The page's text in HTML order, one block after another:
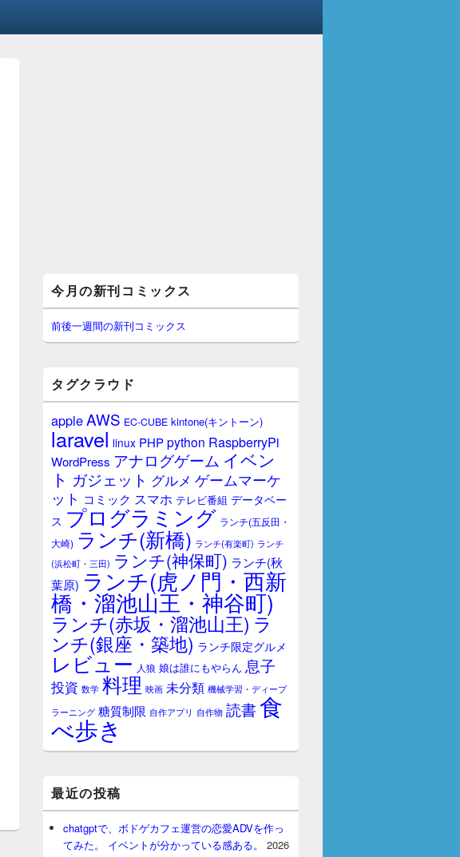
イ
ン
サ
イ
ー
ジ
ッ
ト
今月の新刊コミックス
前後一週間の新刊コミックス
タグクラウド
appleAWS EC-CUBE kintone(キントーン)
laravel linux PHPpython RaspberryPi
WordPress アナログゲーム イベン
ト ガジェット グルメ ゲームマーケ
ット コミック スマホ テレビ番組 データベー
ス プログラミング ランチ(五反田・
大崎) ランチ(新橋) ランチ(有楽町) ランチ
(浜松町・三田) ランチ(神保町) ランチ(秋
葉原) ランチ(虎ノ門・西新
橋・溜池山王・神谷町)
ランチ(赤坂・溜池山王) ラ
ンチ(銀座・築地) ランチ限定グルメ
レビュー 人狼 娘は誰にもやらん 息子
投資 数学 料理 映画 未分類 機械学習・ディープ
ラーニング 糖質制限 自作アプリ 自作物 読書食
べ歩き
最近の投稿
chatgptで、ボドゲカフェ運営の恋愛ADVを作っ
てみた。 イベントが分かっている感ある。
2026